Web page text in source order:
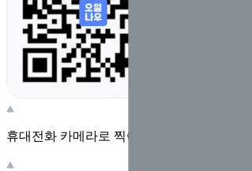
휴대전화 카메라로 찍어보세요